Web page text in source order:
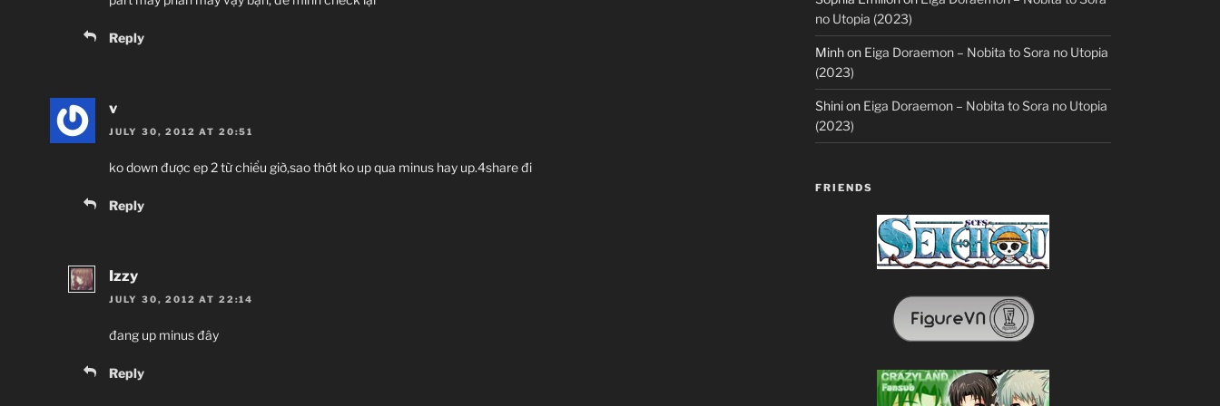
Reply
v
JULY 30, 2012 AT 20:51
ko down được ep 2 từ chiểu giờ,sao thớt ko up qua minus hay up.4share đi
Reply
Izzy
JULY 30, 2012 AT 22:14
đang up minus đây
Reply
no Utopia (2023)
Minhon Eiga Doraemon – Nobita to Sora no Utopia
(2023)
Shinion Eiga Doraemon – Nobita to Sora no Utopia
(2023)
FRIENDS